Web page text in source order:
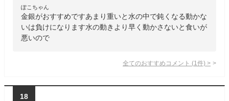
ぽこちゃん
金銀がおすすめですあまり重いと水の中で鈍くなる動かな
いは負けになります水の動きより早く動かさないと食いが
悪いので
全てのおすすめコメント (1 件) >
18